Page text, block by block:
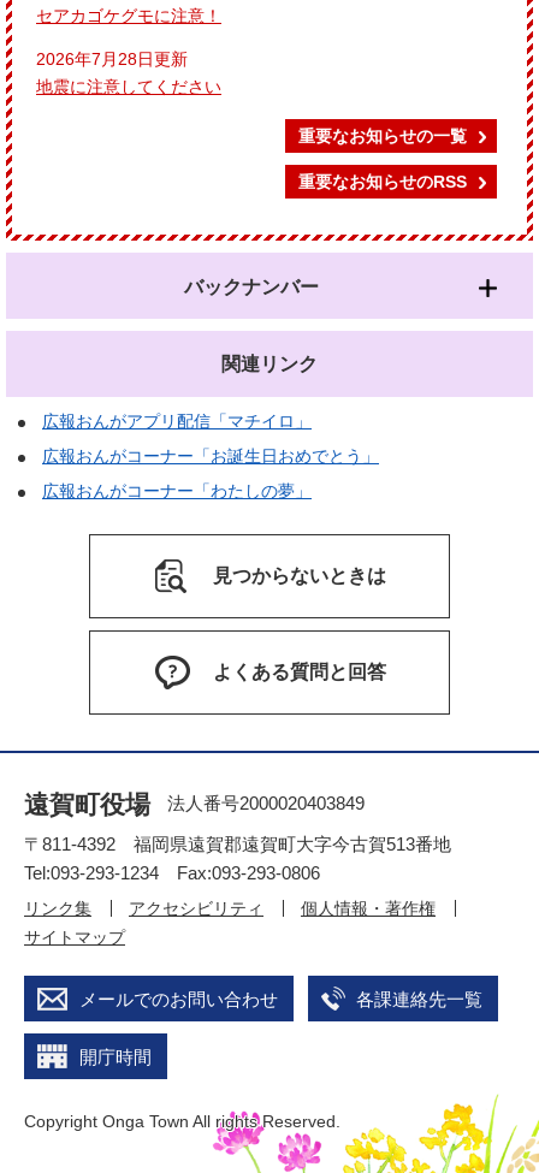
セアカゴケグモに注意！
2026年7月28日更新
地震に注意してください
重要なお知らせの一覧
重要なお知らせのRSS
バックナンバー
関連リンク
広報おんがアプリ配信「マチイロ」
広報おんがコーナー「お誕生日おめでとう」
広報おんがコーナー「わたしの夢」
見つからないときは
よくある質問と回答
遠賀町役場
法人番号2000020403849
〒811-4392 福岡県遠賀郡遠賀町大字今古賀513番地
Tel:093-293-1234 Fax:093-293-0806
リンク集 アクセシビリティ
個人情報・著作権
サイトマップ
メールでのお問い合わせ 各課連絡先一覧
開庁時間
Copyright Onga Town All rights Reserved.